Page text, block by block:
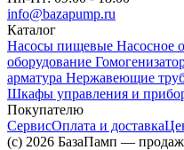
info@bazapump.ru
Каталог
Насосы пищевые Насосное
оборудование
арматура Нержавеющие
Шкафы управления и
Покупателю
СервисОплата и доставка
(c) 2026 БазаПамп —